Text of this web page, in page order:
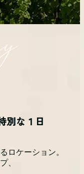
別な１日
ロケーション。
、